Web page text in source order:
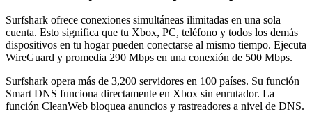
Surfshark ofrece conexiones simultáneas ilimitadas en una sola
cuenta. Esto significa que tu Xbox, PC, teléfono y todos los demás
dispositivos en tu hogar pueden conectarse al mismo tiempo. Ejecuta
WireGuard y promedia 290 Mbps en una conexión de 500 Mbps.
Surfshark opera más de 3,200 servidores en 100 países. Su función
Smart DNS funciona directamente en Xbox sin enrutador. La
función CleanWeb bloquea anuncios y rastreadores a nivel de DNS.